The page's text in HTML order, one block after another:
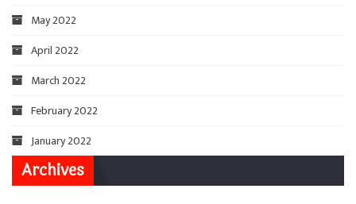
May 2022
April 2022
March 2022
February 2022
January 2022
Archives